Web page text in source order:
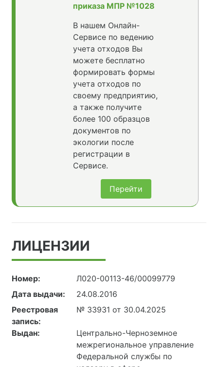
приказа МПР №1028
В нашем Онлайн-
Сервисе по ведению
учета отходов Вы
можете бесплатно
формировать формы
учета отходов по
своему предприятию,
а также получите
более 100 образцов
документов по
экологии после
регистрации в
Сервисе.
Перейти
ЛИЦЕНЗИИ
Номер:
Л020-00113-46/00099779
Дата выдачи:
24.08.2016
Реестровая
запись:
№ 33931 от 30.04.2025
Выдан:
Центрально-Черноземное
межрегиональное управление
Федеральной службы по